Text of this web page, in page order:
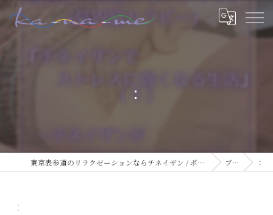
：
東京表参道のリラクゼーションならチネイザン / ボディ & マインドケアサロン ka-na-me ブログ ：
：